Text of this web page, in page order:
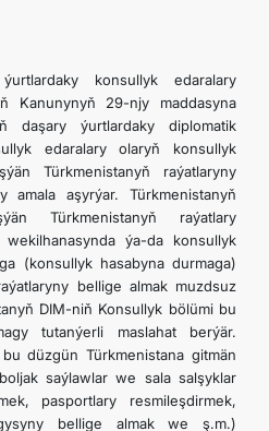
konsullyk edaralary
Kanunynyň 29-njy maddasyna
daşary ýurtlardaky diplomatik
edaralary olaryň konsullyk
Türkmenistanyň raýatlaryny
aşyrýar. Türkmenistanyň
Türkmenistanyň raýatlary
wekilhanasynda ýa-da konsullyk
(konsullyk hasabyna durmaga)
bellige almak muzdsuz
DIM-niň Konsullyk bölümi bu
tutanýerli maslahat berýär.
düzgün Türkmenistana gitmän
saýlawlar we sala salşyklar
pasportlary resmileşdirmek,
bellige almak we ş.m.)